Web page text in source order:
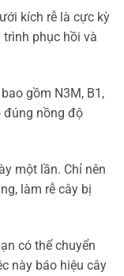
kích rễ là cực kỳ
phục hồi và
gồm N3M, B1,
đúng nồng độ
một lần. Chỉ nên
làm rễ cây bị
có thể chuyển
này báo hiệu cây